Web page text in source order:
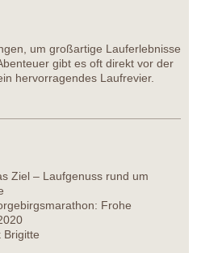
um großartige Lauferlebnisse
gibt es oft direkt vor der
hervorragendes Laufrevier.
Ziel – Laufgenuss rund um
Frohe
Brigitte